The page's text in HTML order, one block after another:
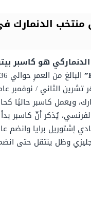
الدنمارك
هو كاسبر
ويعمل كاسبر حاليًا
يُذكر أنّ كاسبر
وظل ينتقل حتى